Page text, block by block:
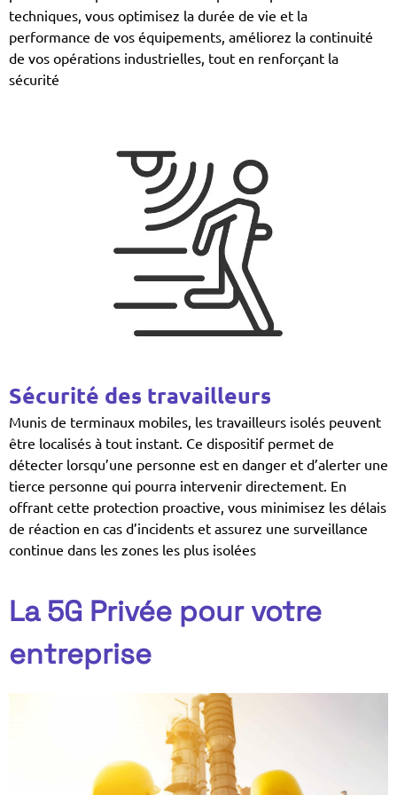
techniques, vous optimisez la durée de vie et la
performance de vos équipements, améliorez la continuité
de vos opérations industrielles, tout en renforçant la
sécurité
Sécurité des travailleurs
Munis de terminaux mobiles, les travailleurs isolés peuvent
être localisés à tout instant. Ce dispositif permet de
détecter lorsqu’une personne est en danger et d’alerter une
tierce personne qui pourra intervenir directement. En
offrant cette protection proactive, vous minimisez les délais
de réaction en cas d’incidents et assurez une surveillance
continue dans les zones les plus isolées
La 5G Privée pour votre
entreprise